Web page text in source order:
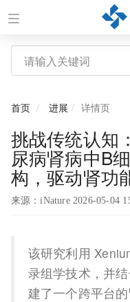
首页 进展 详情页
挑战传统认知
尿病肾病中B
构，驱动肾功
来源：iNature 2026-05-04
该研究利用
录组学技术，并
建了一个跨平台